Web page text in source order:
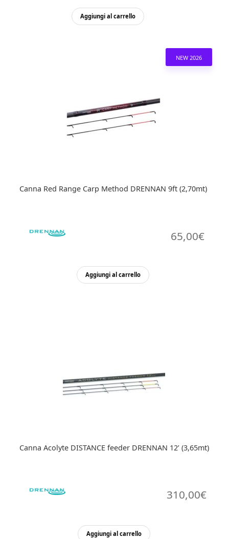
Aggiungi al carrello
NEW 2026
Canna Red Range Carp Method DRENNAN 9ft (2,70mt)
65,00€
Aggiungi al carrello
Canna Acolyte DISTANCE feeder DRENNAN 12’ (3,65mt)
310,00€
Aggiungi al carrello